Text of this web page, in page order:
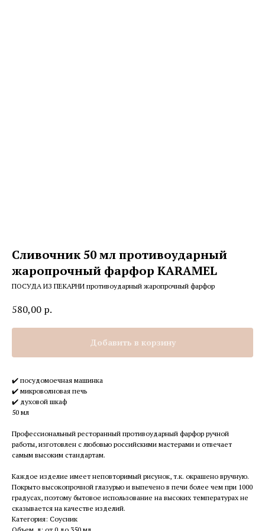
Сливочник 50 мл противоударный
жаропрочный фарфор KARAMEL
ПОСУДА ИЗ ПЕКАРНИ противоударный жаропрочный фарфор
580,00 р.
Добавить в корзину
✔️ посудомоечная машинка
✔️ микроволновая печь
✔️ духовой шкаф
50 мл
Профессиональный ресторанный противоударный фарфор ручной
работы, изготовлен с любовью российскими мастерами и отвечает
самым высоким стандартам.
Каждое изделие имеет неповторимый рисунок, т.к. окрашено вручную.
Покрыто высокопрочной глазурью и выпечено в печи более чем при 1000
градусах, поэтому бытовое использование на высоких температурах не
сказывается на качестве изделий.
Категория: Соусник
Объем, л: от 0 до 350 мл